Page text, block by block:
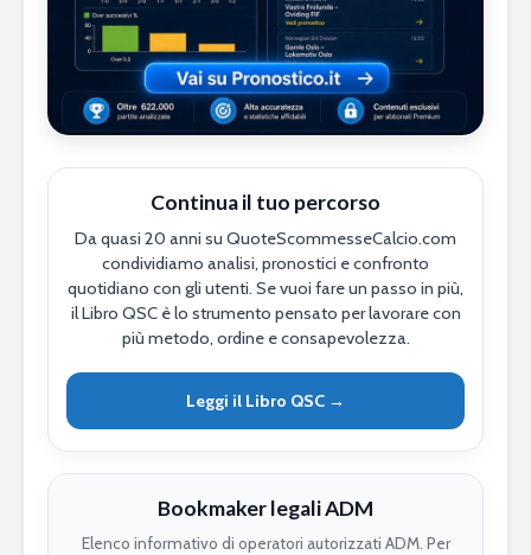
Continua il tuo percorso
Da quasi 20 anni su QuoteScommesseCalcio.com
condividiamo analisi, pronostici e confronto
quotidiano con gli utenti. Se vuoi fare un passo in più,
il Libro QSC è lo strumento pensato per lavorare con
più metodo, ordine e consapevolezza.
Leggi il Libro QSC →
Bookmaker legali ADM
Elenco informativo di operatori autorizzati ADM. Per